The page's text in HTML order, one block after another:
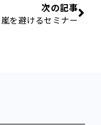
次の記事
嵐を避けるセミナー